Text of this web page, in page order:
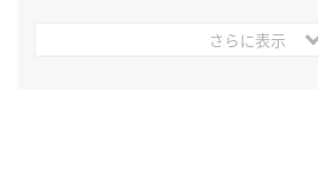
さらに表示